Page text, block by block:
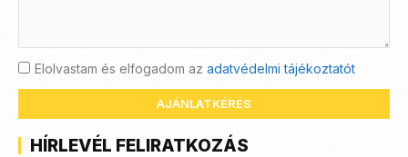
Elolvastam és elfogadom az adatvédelmi tájékoztatót
AJÁNLATKÉRÉS
HÍRLEVÉL FELIRATKOZÁS